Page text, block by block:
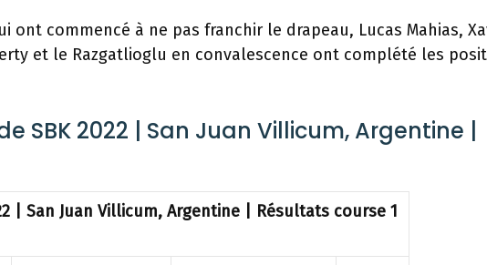
ont commencé à ne pas franchir le drapeau, Lucas Mahias,
et le Razgatlioglu en convalescence ont complété les
SBK 2022 | San Juan Villicum, Argentine |
| San Juan Villicum, Argentine | Résultats course 1